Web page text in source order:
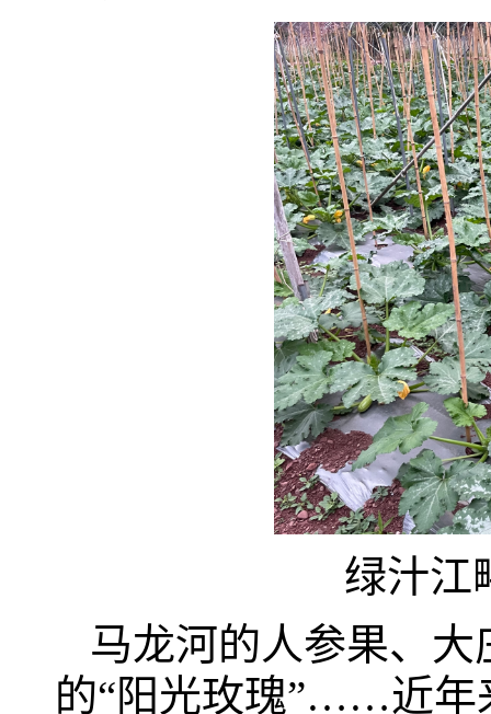
绿汁江
马龙河的人参果、
的“阳光玫瑰”……近年